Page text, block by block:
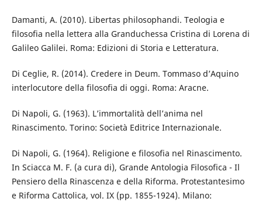
Damanti, A. (2010). Libertas philosophandi. Teologia e
filosofia nella lettera alla Granduchessa Cristina di Lorena di
Galileo Galilei. Roma: Edizioni di Storia e Letteratura.
Di Ceglie, R. (2014). Credere in Deum. Tommaso d’Aquino
interlocutore della filosofia di oggi. Roma: Aracne.
Di Napoli, G. (1963). L’immortalità dell’anima nel
Rinascimento. Torino: Società Editrice Internazionale.
Di Napoli, G. (1964). Religione e filosofia nel Rinascimento.
In Sciacca M. F. (a cura di), Grande Antologia Filosofica - Il
Pensiero della Rinascenza e della Riforma. Protestantesimo
e Riforma Cattolica, vol. IX (pp. 1855-1924). Milano: